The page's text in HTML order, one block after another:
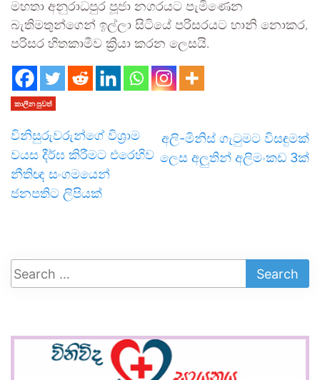
මහතා අනුරාධපුර පූජා නගරයට පැමිණෙන
බැතිමතුන්ගෙන් ඉල්ලා සිටියේ පරිසරයට හානි නොකර,
පරිසර හිතකාමීව ක්‍රියා කරන ලෙසයි.
කාලීන පුවත්
විනිසුරුවරුන්ගේ විශ්‍රාම
වයස දීර්ඝ කිරීමට එරෙහිව
නීතිඥ සංගමයෙන්
ජනපතිට ලිපියක්
අලි-මිනිස් ගැටුමට විසඳුමක්
ලෙස අලුතින් අලිමංකඩ 3ක්